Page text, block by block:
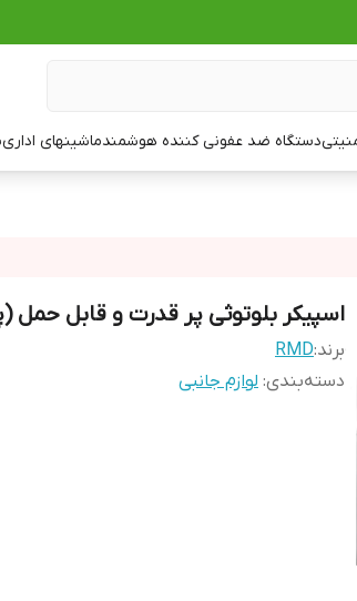
دستگاه ضد عفونی کننده هوشمندماشینهای اداری
اسپیکر بلوتوثی پر قدرت و قابل
برند:RMD
دسته‌بندی: لوازم جانبی